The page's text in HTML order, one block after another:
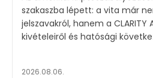
szakaszba lépett: a vita már
jelszavakról, hanem a
kivételeiről és hatósági
2026.08.06.